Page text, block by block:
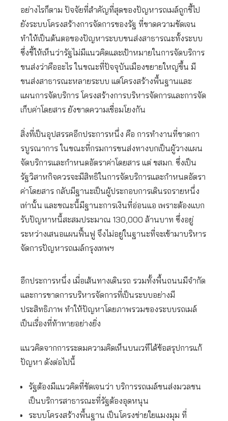
อย่างไรก็ตาม ปัจจัยที่สำคัญที่สุดของปัญหารถเมล์ถูกชี้ไป
ยังระบบโครงสร้างการจัดการของรัฐ ที่ขาดความชัดเจน
ทำให้เป็นต้นตอของปัญหาระบบขนส่งสาธารณะทั้งระบบ
ซึ่งชี้ให้เห็นว่ารัฐไม่มีแนวคิดและเป้าหมายในการจัดบริการ
ขนส่งว่าคืออะไร ในขณะที่ปัจจุบันเมืองขยายใหญ่ขึ้น มี
ขนส่งสาธารณะหลายระบบ แต่โครงสร้างพื้นฐานและ
แผนการจัดบริการ โครงสร้างการบริหารจัดการและการจัด
เก็บค่าโดยสาร ยังขาดความเชื่อมโยงกัน
สิ่งที่เป็นอุปสรรคอีกประการหนึ่ง คือ การทำงานที่ขาดกา
รบูรณาการ ในขณะที่กรมการขนส่งทางบกเป็นผู้วางแผน
จัดบริการและกำหนดอัตราค่าโดยสาร แต่ ขสมก. ซึ่งเป็น
รัฐวิสาหกิจควรจะมีสิทธิในการจัดบริการและกำหนดอัตรา
ค่าโดยสาร กลับมีฐานะเป็นผู้ประกอบการเดินรถรายหนึ่ง
เท่านั้น และขณะนี้มีฐานะการเงินที่อ่อนแอ เพราะต้องแบก
รับปัญหาหนี้สะสมประมาณ 130,000 ล้านบาท ซึ่งอยู่
ระหว่างเสนอแผนฟื้นฟู จึงไม่อยู่ในฐานะที่จะเข้ามาบริหาร
จัดการปัญหารถเมล์กรุงเทพฯ
อีกประการหนึ่ง เมื่อเส้นทางเดินรถ รวมทั้งพื้นถนนมีจำกัด
และการขาดการบริหารจัดการที่เป็นระบบอย่างมี
ประสิทธิภาพ ทำให้ปัญหาโดยภาพรวมของระบบรถเมล์
เป็นเรื่องที่ท้าทายอย่างยิ่ง
แนวคิดจากการระดมความคิดเห็นบนเวทีได้ข้อสรุปการแก้
ปัญหา ดังต่อไปนี้
รัฐต้องมีแนวคิดที่ชัดเจนว่า บริการรถเมล์ขนส่งมวลชน
เป็นบริการสาธารณะที่รัฐต้องอุดหนุน
ระบบโครงสร้างพื้นฐาน เป็นโครงข่ายใยแมงมุม ที่